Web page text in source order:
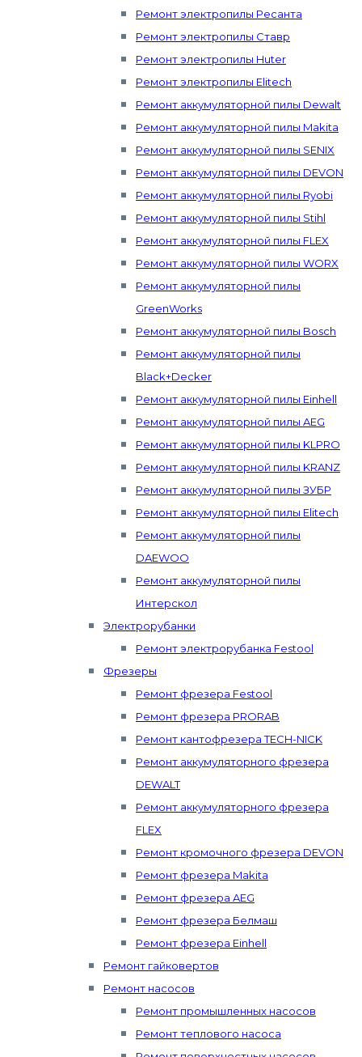
Ремонт электропилы Ресанта
Ремонт электропилы Ставр
Ремонт электропилы Huter
Ремонт электропилы Elitech
Ремонт аккумуляторной пилы Dewalt
Ремонт аккумуляторной пилы Makita
Ремонт аккумуляторной пилы SENIX
Ремонт аккумуляторной пилы DEVON
Ремонт аккумуляторной пилы Ryobi
Ремонт аккумуляторной пилы Stihl
Ремонт аккумуляторной пилы FLEX
Ремонт аккумуляторной пилы WORX
Ремонт аккумуляторной пилы
GreenWorks
Ремонт аккумуляторной пилы Bosch
Ремонт аккумуляторной пилы
Black+Decker
Ремонт аккумуляторной пилы Einhell
Ремонт аккумуляторной пилы AEG
Ремонт аккумуляторной пилы KLPRO
Ремонт аккумуляторной пилы KRANZ
Ремонт аккумуляторной пилы ЗУБР
Ремонт аккумуляторной пилы Elitech
Ремонт аккумуляторной пилы
DAEWOO
Ремонт аккумуляторной пилы
Интерскол
Электрорубанки
Ремонт электрорубанка Festool
Фрезеры
Ремонт фрезера Festool
Ремонт фрезера PRORAB
Ремонт кантофрезера TECH-NICK
Ремонт аккумуляторного фрезера
DEWALT
Ремонт аккумуляторного фрезера
FLEX
Ремонт кромочного фрезера DEVON
Ремонт фрезера Makita
Ремонт фрезера AEG
Ремонт фрезера Белмаш
Ремонт фрезера Einhell
Ремонт гайковертов
Ремонт насосов
Ремонт промышленных насосов
Ремонт теплового насоса